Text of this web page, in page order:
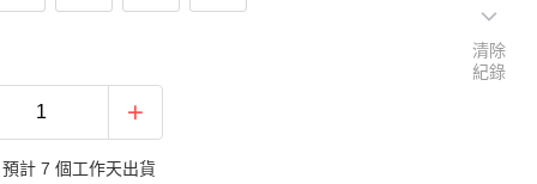
計 7 個工作天出貨
清除
紀錄